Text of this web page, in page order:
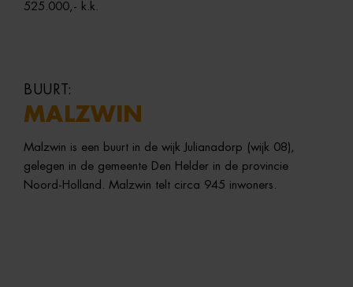
525.000,- k.k.
BUURT:
MALZWIN
Malzwin is een buurt in de wijk Julianadorp (wijk 08),
gelegen in de gemeente Den Helder in de provincie
Noord- Holland. Malzwin telt circa 945 inwoners.